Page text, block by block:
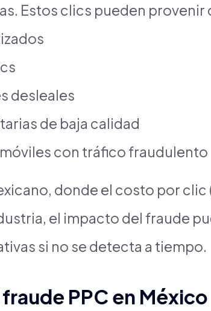
Estos clics pueden provenir
desleales
de baja calidad
con tráfico fraudulento
donde el costo por clic
el impacto del fraude
si no se detecta a tiempo.
PPC en México